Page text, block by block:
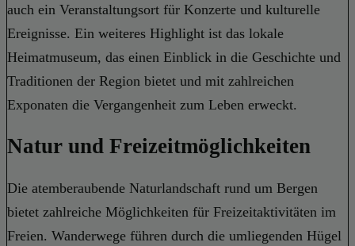
auch ein Veranstaltungsort für Konzerte und kulturelle
Ereignisse. Ein weiteres Highlight ist das lokale
Heimatmuseum, das einen Einblick in die Geschichte und
Traditionen der Region bietet und mit zahlreichen
Exponaten die Vergangenheit zum Leben erweckt.
Natur und Freizeitmöglichkeiten
Die atemberaubende Naturlandschaft rund um Bergen
bietet zahlreiche Möglichkeiten für Freizeitaktivitäten im
Freien. Wanderwege führen durch die umliegenden Hügel